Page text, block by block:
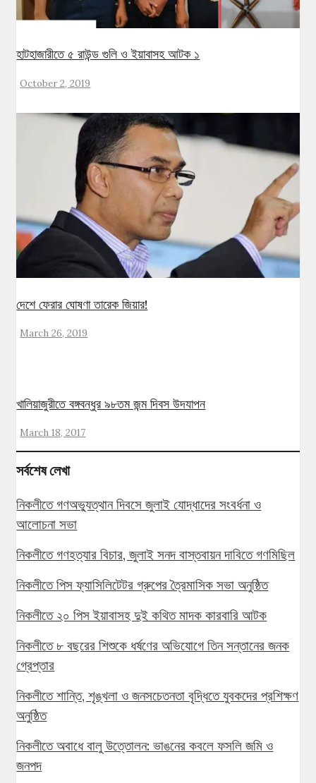
হাটহাজারীতে ৫ রাউন্ড গুলি ও ইয়াবাসহ আটক ১
October 2, 2019
দেশে ফেরার ঘোষণা তারেক জিয়ার!
March 26, 2019
খালিয়াজুরীতে বঙ্গবন্ধুর ৯৮তম জন্ম দিবস উদযাপন
March 18, 2017
সর্বশেষ লেখা
নিকলীতে গণঅভ্যুত্থান দিবসে জুলাই যোদ্ধাদের সংবর্ধনা ও
আলোচনা সভা
নিকলীতে গণহত্যার বিচার, জুলাই সনদ বাস্তবায়ন দাবিতে গণমিছিল
নিকলীতে পিস ফ্যাসিলিটেটর গ্রুপের ত্রৈমাসিক সভা অনুষ্ঠিত
নিকলীতে ২০ পিস ইয়াবাসহ দুই কথিত মাদক কারবারি আটক
নিকলীতে ৮ বছরের শিশুকে ধর্ষণের অভিযোগে তিন সন্তানের জনক
গ্রেপ্তার
নিকলীতে শান্তি, শৃঙ্খলা ও জনসচেতনতা বৃদ্ধিতে যুবকদের প্রশিক্ষণ
অনুষ্ঠিত
নিকলীতে অবাধে বালু উত্তোলন: ভাঙনের কবলে ফসলি জমি ও
জনপদ